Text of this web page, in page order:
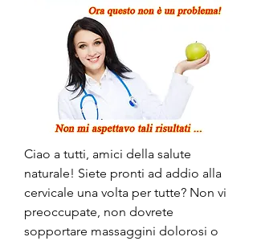
Ciao a tutti, amici della salute
naturale! Siete pronti ad addio alla
cervicale una volta per tutte? Non vi
preoccupate, non dovrete
sopportare massaggini dolorosi o